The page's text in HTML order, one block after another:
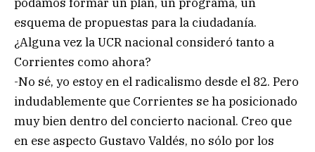
esquema de propuestas para la ciudadanía.
¿Alguna vez la UCR nacional consideró tanto a
Corrientes como ahora?
-No sé, yo estoy en el radicalismo desde el 82. Pero
indudablemente que Corrientes se ha posicionado
muy bien dentro del concierto nacional. Creo que
en ese aspecto Gustavo Valdés, no sólo por los